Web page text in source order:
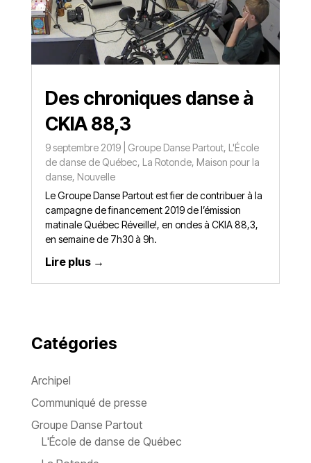
Des chroniques danse à
CKIA 88,3
9 septembre 2019| Groupe Danse Partout, L'École
de danse de Québec, La Rotonde, Maison pour la
danse, Nouvelle
Le Groupe Danse Partout est fier de contribuer à la
campagne de financement 2019 de l’émission
matinale Québec Réveille!, en ondes à CKIA 88,3,
en semaine de 7h30 à 9h.
Catégories
Archipel
Communiqué de presse
Groupe Danse Partout
L'École de danse de Québec